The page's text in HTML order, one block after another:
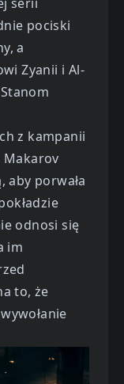
serii
pociski
a
Zyanii i Al-
z kampanii
Makarov
aby porwała
odnosi się
im
to, że